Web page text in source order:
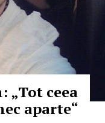
„Tot ceea
aparte“